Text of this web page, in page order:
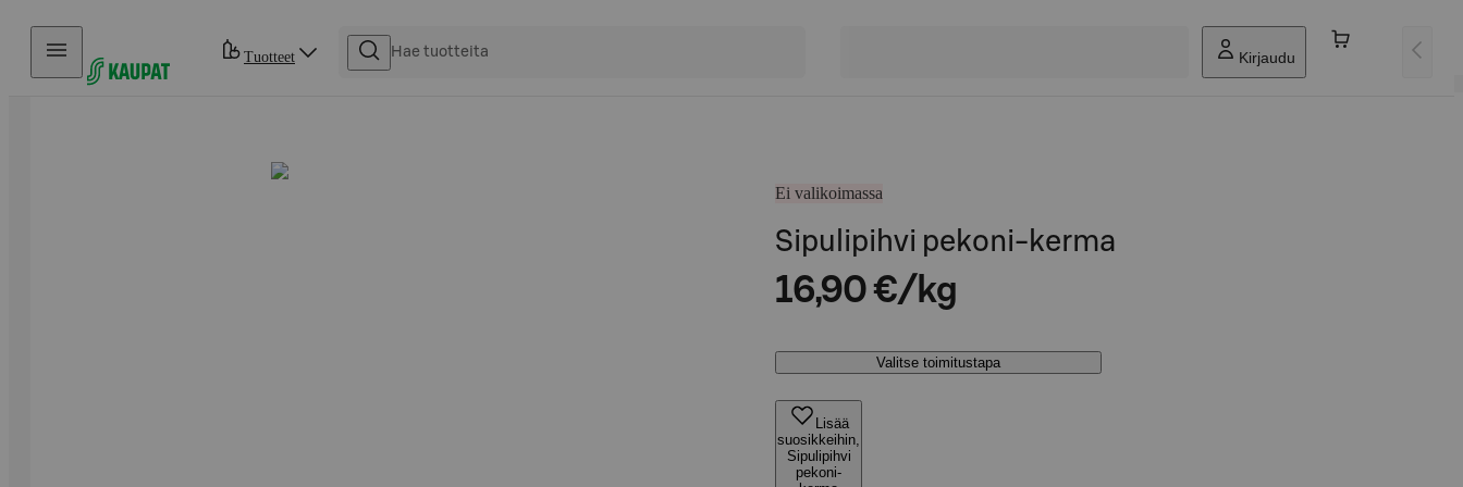
Hyppää sisältöön
Tuotteet Kirjaudu
Ei valikoimassa
Sipulipihvi pekoni-kerma
16,90 €/kg
Valitse toimitustapa
Lisää
suosikkeihin,
Sipulipihvi
pekoni-